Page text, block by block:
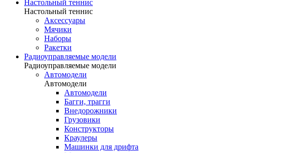
Настольный теннис
Настольный теннис
Аксессуары
Мячики
Наборы
Ракетки
Радиоуправляемые модели
Радиоуправляемые модели
Автомодели
Автомодели
Автомодели
Багги, трагги
Внедорожники
Грузовики
Конструкторы
Краулеры
Машинки для дрифта